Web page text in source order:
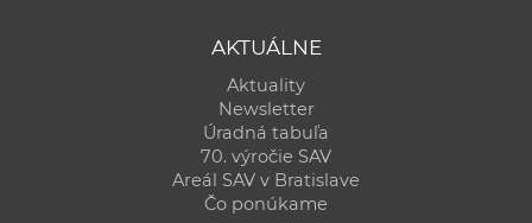
AKTUÁLNE
Aktuality
Newsletter
Úradná tabuľa
70. výročie SAV
Areál SAV v Bratislave
Čo ponúkame